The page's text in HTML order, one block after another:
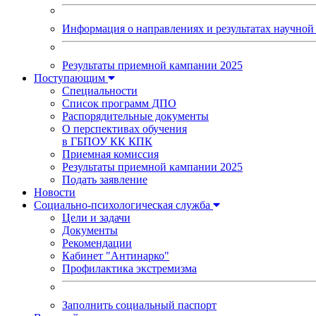
Информация о направлениях и результатах научной
Результаты приемной кампании 2025
Поступающим
Специальности
Список программ ДПО
Распорядительные документы
О перспективах обучения
в ГБПОУ КК КПК
Приемная комиссия
Результаты приемной кампании 2025
Подать заявление
Новости
Социально-психологическая служба
Цели и задачи
Документы
Рекомендации
Кабинет "Антинарко"
Профилактика экстремизма
Заполнить социальный паспорт